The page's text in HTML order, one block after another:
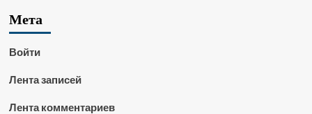
Мета
Войти
Лента записей
Лента комментариев